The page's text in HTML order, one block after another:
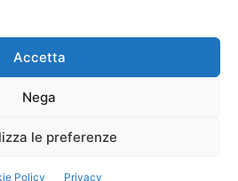
Accetta
Nega
le preferenze
Policy Privacy
Cookie Policy